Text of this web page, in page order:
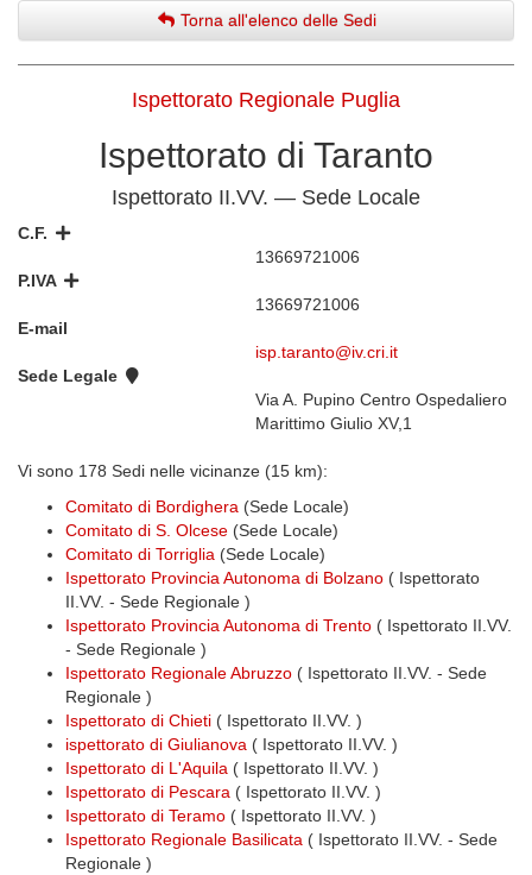
Torna all'elenco delle Sedi
Ispettorato Regionale Puglia
Ispettorato di Taranto
Ispettorato II.VV. — Sede Locale
C.F.
13669721006
P.IVA
13669721006
E-mail
isp.taranto@iv.cri.it
Sede Legale
Via A. Pupino Centro Ospedaliero
Marittimo Giulio XV,1
Vi sono 178 Sedi nelle vicinanze (15 km):
Comitato di Bordighera (Sede Locale)
Comitato di S. Olcese (Sede Locale)
Comitato di Torriglia (Sede Locale)
Ispettorato Provincia Autonoma di Bolzano ( Ispettorato
II.VV. - Sede Regionale )
Ispettorato Provincia Autonoma di Trento ( Ispettorato II.VV.
- Sede Regionale )
Ispettorato Regionale Abruzzo ( Ispettorato II.VV. - Sede
Regionale )
Ispettorato di Chieti ( Ispettorato II.VV. )
ispettorato di Giulianova ( Ispettorato II.VV. )
Ispettorato di L'Aquila ( Ispettorato II.VV. )
Ispettorato di Pescara ( Ispettorato II.VV. )
Ispettorato di Teramo ( Ispettorato II.VV. )
Ispettorato Regionale Basilicata ( Ispettorato II.VV. - Sede
Regionale )